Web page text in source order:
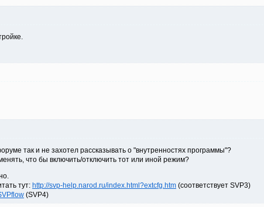
так и не захотел рассказывать о "внутренностях программы"?
что бы включить/отключить тот или иной режим?
тут: http://svp-help.narod.ru/index.html?extcfg.htm (соответствует SVP3)
(SVP4)